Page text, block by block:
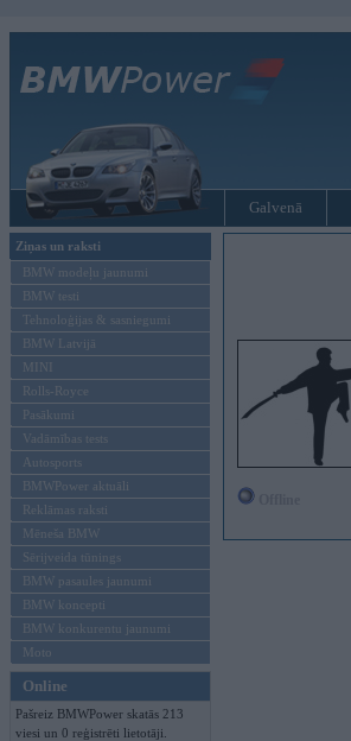
Galvenā
Ziņas un raksti
BMW modeļu jaunumi
BMW testi
Tehnoloģijas & sasniegumi
BMW Latvijā
MINI
Rolls-Royce
Pasākumi
Vadāmības tests
Autosports
BMWPower aktuāli
Reklāmas raksti
Mēneša BMW
Sērijveida tūnings
BMW pasaules jaunumi
BMW koncepti
BMW konkurentu jaunumi
Moto
Online
Pašreiz BMWPower skatās 213
viesi un 0 reģistrēti lietotāji.